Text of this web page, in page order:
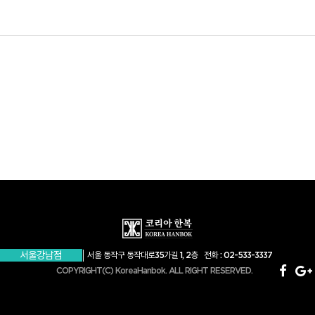
서울강남점
서울 동작구 동작대로35가길 1, 2층 전화 : 02-533-3337
COPYRIGHT(C) KoreaHanbok. ALL RIGHT RESERVED.